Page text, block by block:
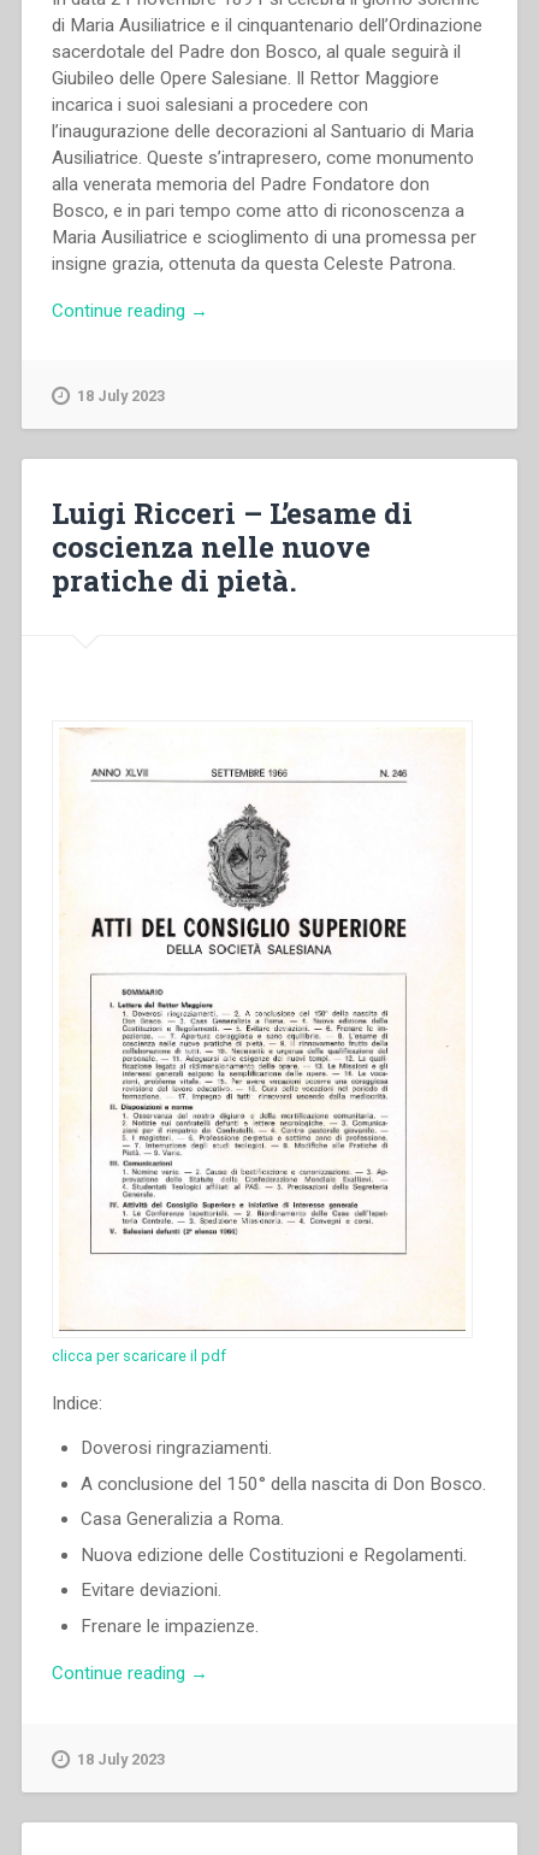
di Maria Ausiliatrice e il cinquantenario dell’Ordinazione
sacerdotale del Padre don Bosco, al quale seguirà il
Giubileo delle Opere Salesiane. Il Rettor Maggiore
incarica i suoi salesiani a procedere con
l’inaugurazione delle decorazioni al Santuario di Maria
Ausiliatrice. Queste s’intrapresero, come monumento
alla venerata memoria del Padre Fondatore don
Bosco, e in pari tempo come atto di riconoscenza a
Maria Ausiliatrice e scioglimento di una promessa per
insigne grazia, ottenuta da questa Celeste Patrona.
Continue reading “Michele
di
Maria
Ausiliatrice.”
→
18 July 2023
Luigi Ricceri – L’esame di
coscienza nelle nuove
pratiche di pietà.
clicca per scaricare il pdf
Indice:
Doverosi ringraziamenti.
A conclusione del 150° della nascita di Don Bosco.
Casa Generalizia a Roma.
Nuova edizione delle Costituzioni e Regolamenti.
Evitare deviazioni.
Frenare le impazienze.
Continue reading “Luigi
→
18 July 2023